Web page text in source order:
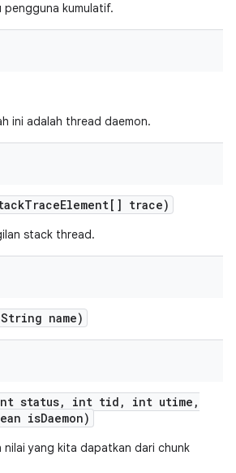
pengguna kumulatif.
ini adalah thread daemon.
TraceElement[] trace)
stack thread.
name)
status, int tid , int utime ,
isDaemon)
yang kita dapatkan dari chunk